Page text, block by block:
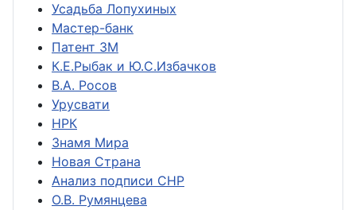
Усадьба Лопухиных
Мастер-банк
Патент ЗМ
К.Е.Рыбак и Ю.С.Избачков
В.А. Росов
Урусвати
НРК
Знамя Мира
Новая Страна
Анализ подписи СНР
О.В. Румянцева